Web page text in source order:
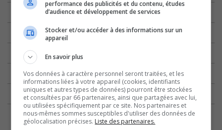
performance des publicités et du contenu, études
d’audience et développement de services
Stocker et/ou accéder à des informations sur un
appareil
En savoir plus
Vos données à caractère personnel seront traitées, et les
informations liées à votre appareil (cookies, identifiants
uniques et autres types de données) pourront être stockées
et consultées par 66 partenaires, ainsi que partagées avec lui,
ou utilisées spécifiquement par ce site. Nos partenaires et
nous-mêmes sommes susceptibles d'utiliser des données de
géolocalisation précises. Liste des partenaires.